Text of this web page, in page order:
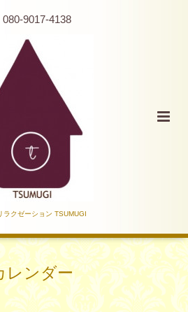
080-9017-4138
ラクゼーション TSUMUGI
レンダー